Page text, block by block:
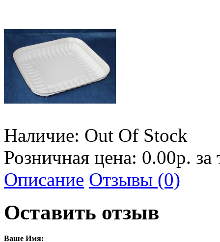
Наличие: Out Of Stock
Розничная цена: 0.00р.
Описание Отзывы (0)
Оставить отзыв
Ваше Имя: